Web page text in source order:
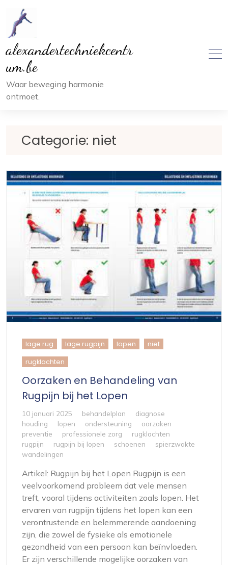
inhoud
alexandertechniekcentr
um.be
Waar beweging harmonie
ontmoet.
Categorie: niet
lage rug lage rugpijn lopen niet
rugklachten
Oorzaken en Behandeling van
Rugpijn bij het Lopen
10 januari 2025 behandelplan
diagnose
houding
lopen ondersteuning
oorzaken
preventie
professionele zorg
rugklachten
rugpijn
rugpijn bij lopen schoenen
spierzwakte
wandelingen
Artikel: Rugpijn bij het Lopen Rugpijn is een
veelvoorkomend probleem dat vele mensen
treft, vooral tijdens activiteiten zoals lopen. Het
ervaren van rugpijn tijdens het lopen kan een
verontrustende en belemmerende aandoening
zijn, die zowel de fysieke als emotionele
gezondheid van een persoon kan beïnvloeden.
Er zijn verschillende mogelijke oorzaken van